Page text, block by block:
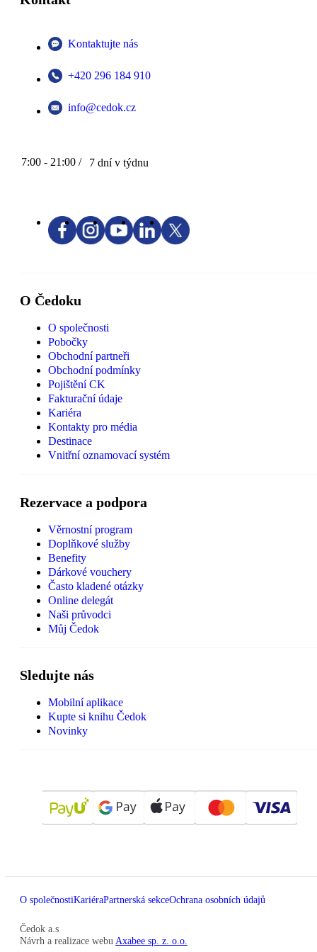
Kontaktujte nás
+420 296 184 910
info@cedok.cz
7:00 - 21:00 / 7 dní v týdnu
O Čedoku
O společnosti
Pobočky
Obchodní partneři
Obchodní podmínky
Pojištění CK
Fakturační údaje
Kariéra
Kontakty pro média
Destinace
Vnitřní oznamovací systém
Rezervace a podpora
Věrnostní program
Doplňkové služby
Benefity
Dárkové vouchery
Často kladené otázky
Online delegát
Naši průvodci
Můj Čedok
Sledujte nás
Mobilní aplikace
Kupte si knihu Čedok
Novinky
O společnostiKariéraPartnerská sekceOchrana osobních údajů
Čedok a.s
Návrh a realizace webu Axabee sp. z. o.o.